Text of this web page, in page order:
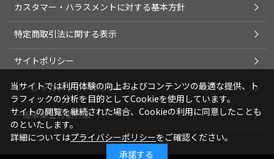
カスタマー・ハラスメントに対する基本方針
特定商取引法に関する表示
サイトポリシー
ソーシャルメディアポリシー
一般事業主行動計画
当サイトでは利用体験の向上およびコンテンツの最適な提供、ト
ラフィックの分析を目的としてCookieを使用しています。
サイトの閲覧を継続された場合、Cookieの利用に同意したことも
のといたします。
詳細についてはプライバシーポリシーをご確認ください。
承諾する